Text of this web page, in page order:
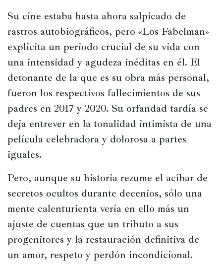
danza
Radio,
podcasts,
TV,
Internet
Entretenimiento
Bebida
Comida
Concursos
Viajes
y
Relatos
Su cine estaba hasta ahora salpicado de
rastros autobiográficos, pero «Los Fabelman»
explicita un periodo crucial de su vida con
una intensidad y agudeza inéditas en él. El
detonante de la que es su obra más personal,
fueron los respectivos fallecimientos de sus
padres en 2017 y 2020. Su orfandad tardía se
deja entrever en la tonalidad intimista de una
película celebradora y dolorosa a partes
iguales.
Pero, aunque su historia rezume el acíbar de
secretos ocultos durante decenios, sólo una
mente calenturienta vería en ello más un
ajuste de cuentas que un tributo a sus
progenitores y la restauración definitiva de
un amor, respeto y perdón incondicional.